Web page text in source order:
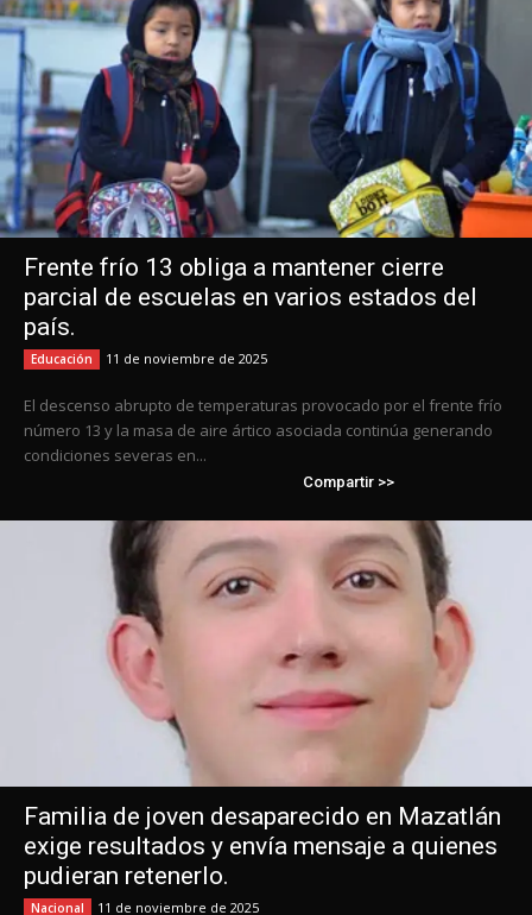
Frente frío 13 obliga a mantener cierre
parcial de escuelas en varios estados del
país.
Educación 11 de noviembre de 2025
El descenso abrupto de temperaturas provocado por el frente frío
número 13 y la masa de aire ártico asociada continúa generando
condiciones severas en...
Compartir >>
Familia de joven desaparecido en Mazatlán
exige resultados y envía mensaje a quienes
pudieran retenerlo.
Nacional 11 de noviembre de 2025